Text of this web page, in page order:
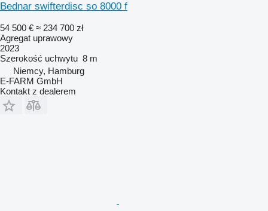
Bednar swifterdisc so 8000 f
54 500 € ≈ 234 700 zł
Agregat uprawowy
2023
Szerokość uchwytu 8 m
Niemcy, Hamburg
E-FARM GmbH
Kontakt z dealerem